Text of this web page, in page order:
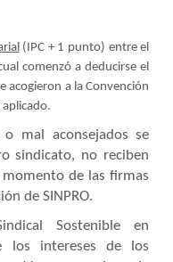
(IPC + 1 punto) entre el
comenzó a deducirse el
acogieron a la Convención
aplicado.
o mal aconsejados se
sindicato, no reciben
de las firmas
de SINPRO.
Sostenible en
los intereses de los